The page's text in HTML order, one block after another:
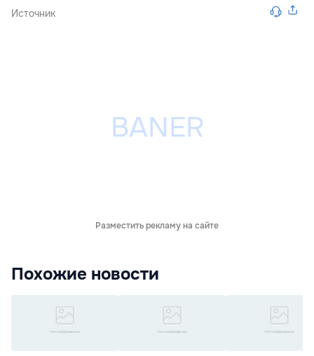
Источник
Разместить рекламу на сайте
Похожие новости